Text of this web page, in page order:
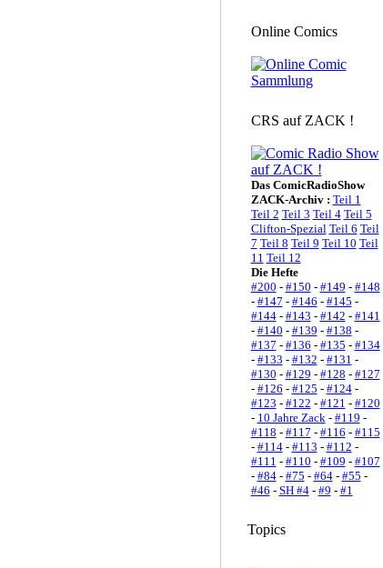
Online Comics
CRS auf ZACK !
Das ComicRadioShow
ZACK-Archiv : Teil 1
Teil 2 Teil 3 Teil 4 Teil 5
Clifton-Spezial Teil 6 Teil
7 Teil 8 Teil 9 Teil 10 Teil
11 Teil 12
Die Hefte
#200 - #150 - #149 - #148
- #147 - #146 - #145 -
#144- #143 - #142 - #141
- #140 - #139 - #138 -
#137 - #136 - #135 - #134
- #133 - #132 - #131 -
#130 - #129 - #128 - #127
- #126 - #125 - #124-
#123 - #122 - #121 - #120
- 10 Jahre Zack- #119 -
#118 - #117 - #116 - #115
- #114- #113 - #112 -
#111 - #110 - #109 - #107
- #84- #75 - #64- #55 -
#46 - SH #4- #9 - #1
Topics